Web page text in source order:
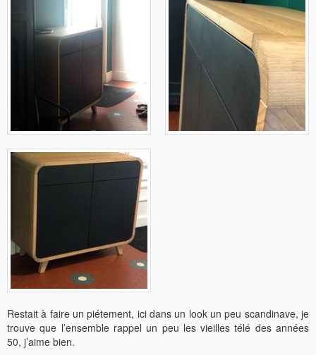
Restait à faire un piétement, ici dans un look un peu scandinave, je
trouve que l’ensemble rappel un peu les vieilles télé des années
50, j’aime bien.